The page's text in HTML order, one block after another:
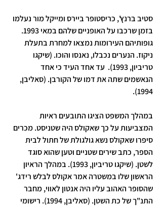
סטיב ברנץ', כריסטופר ביירס ומייקל מור נעלמו
בזמן שרכבו על האופניים שלהם במאי 1993.
גופותיהם העירומות נמצאו למחרת בתעלת
ניקוז. הנערים נכבלו, נאנסו והוכו. (שיקגו
טריביון, 1993).  עד אחד העיד כי אחד
הנאשמים שתה את דמו של הקורבן. (סאליבן,
1994).
במהלך המשפט הציגו התובעים ראיות
המצביעות על כך שאקולס היה שטניסט. מכרים
סיפרו שאקולס נשא גולגולת של חתול לבית
הספר, כתב שירים שטניים וטען שהוא סוגד
לשטן. (שיקגו טריביון, 1993). במהלך הראיון
הראשון שלו במשטרה אמר אקולס לבלש רידג'
שהסופר האהוב עליו היה אנטון לאווי, מחבר
התנ"ך של כת השטן. (סאליבן, 1994). רישומי